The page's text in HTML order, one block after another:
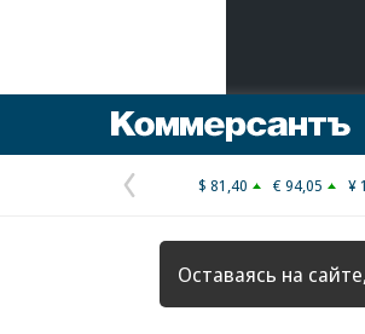
Предыдущая
страница
$ 81,40 € 94,05 ¥
Оставаясь на